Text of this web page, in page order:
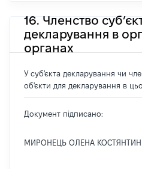
16. Членство
декларування в
органах
У суб'єкта декларування чи
об'єкти для декларування в
Документ підписано:
МИРОНЕЦЬ ОЛЕНА